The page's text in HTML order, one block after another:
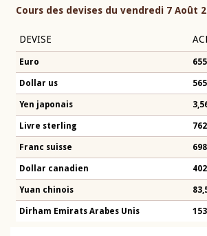
Cours des devises du vendredi 7 Août
DEVISE
Euro
Dollar us
Yen japonais
Livre sterling
Franc suisse
Dollar canadien
Yuan chinois
Dirham Emirats Arabes Unis